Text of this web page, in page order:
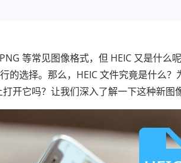
等常见图像格式，但 HEIC 又是什么
的选择。那么，HEIC 文件究竟是什么
开它吗？让我们深入了解一下这种新图